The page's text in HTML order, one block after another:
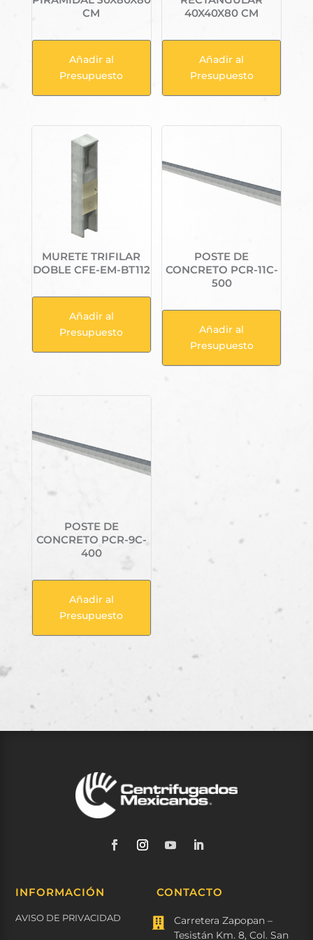
CM
Añadir al
Presupuesto
40X40X80 CM
Añadir al
Presupuesto
MURETE TRIFILAR
DOBLE CFE-EM-BT112
Añadir al
Presupuesto
POSTE DE
CONCRETO PCR-11C-
500
Añadir al
Presupuesto
POSTE DE
CONCRETO PCR-9C-
400
Añadir al
Presupuesto
INFORMACIÓN
AVISO DE PRIVACIDAD
CONTACTO

Carretera Zapopan –
Tesistán Km. 8, Col. San